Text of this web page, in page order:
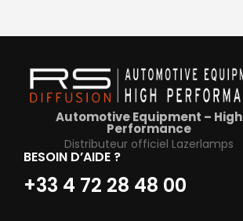
Automotive Equipment – High
Performance
Distributeur officiel Lazerlamps
BESOIN D’AIDE ?
+33 4 72 28 48 00